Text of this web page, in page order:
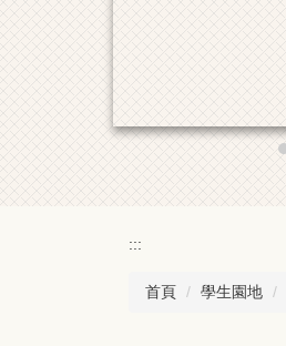
:::
首頁 學生園地